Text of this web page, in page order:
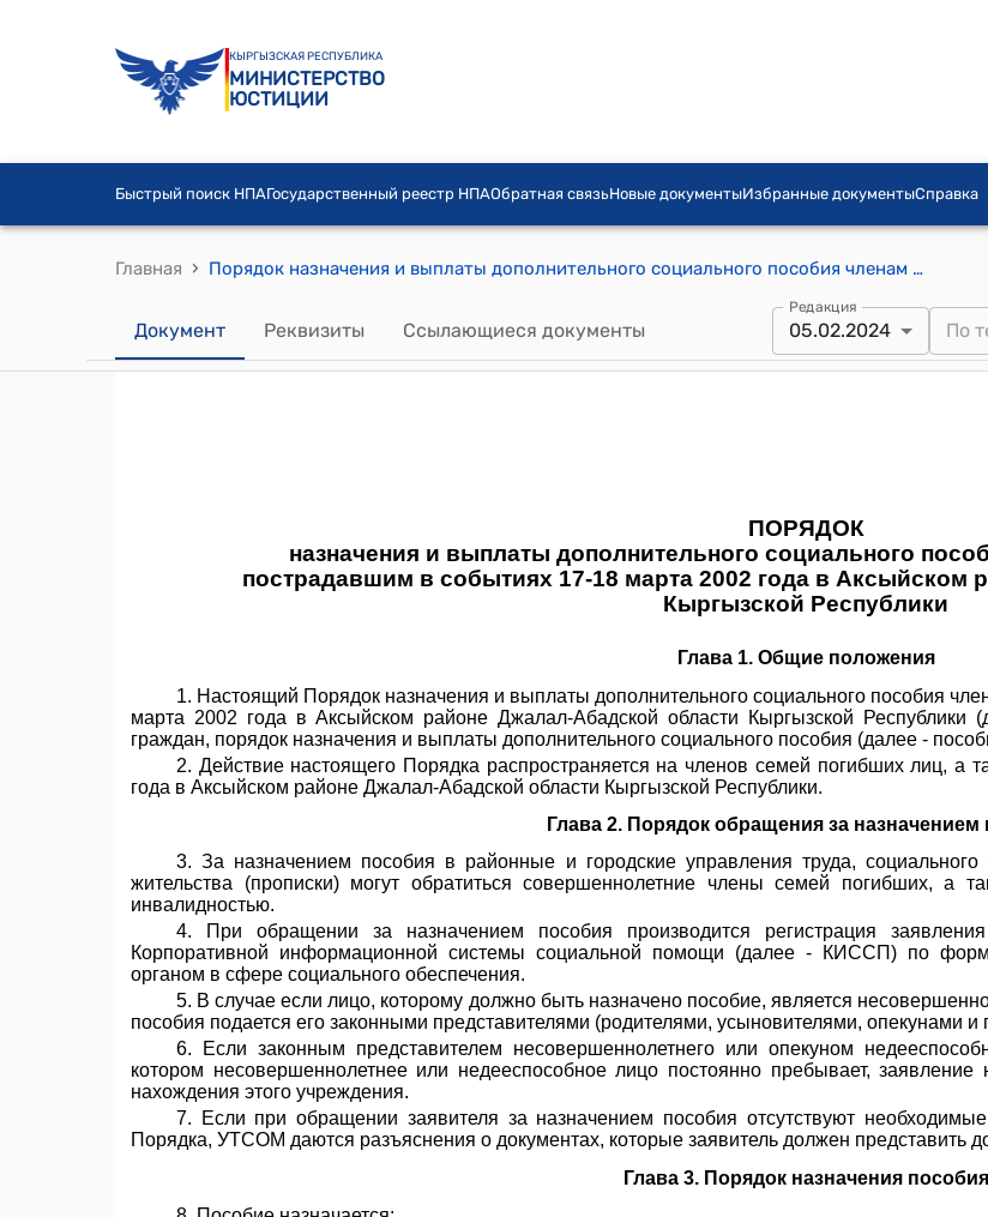
КЫРГЫЗСКАЯ РЕСПУБЛИКА
МИНИСТЕРСТВО
ЮСТИЦИИ
Быстрый поиск НПАГосударственный реестр НПАОбратная связьНовые документыИзбранные документыСправка
Главная › Порядок назначения и выплаты дополнительного социального пособия членам семей погибших и пострадавшим в событиях 17-18 марта 2002 года в Аксыйском районе Джалал-Абадской области Кыргызской Республики (к постановлению Кабинета Министров КР от 5 февраля 2024 года № 43)
Документ Реквизиты Ссылающиеся документы
Редакция
05.02.2024